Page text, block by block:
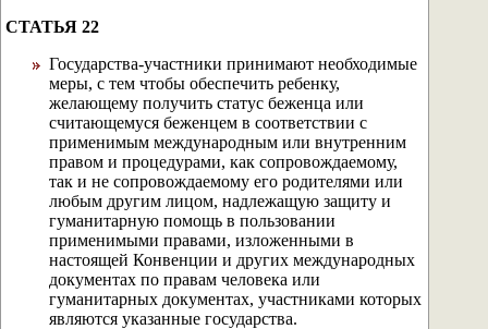
СТАТЬЯ 22
Государства-участники принимают необходимые
меры, с тем чтобы обеспечить ребенку,
желающему получить статус беженца или
считающемуся беженцем в соответствии с
применимым международным или внутренним
правом и процедурами, как сопровождаемому,
так и не сопровождаемому его родителями или
любым другим лицом, надлежащую защиту и
гуманитарную помощь в пользовании
применимыми правами, изложенными в
настоящей Конвенции и других международных
документах по правам человека или
гуманитарных документах, участниками которых
являются указанные государства.